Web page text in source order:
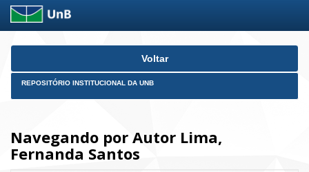
Skip
Voltar
REPOSITÓRIO INSTITUCIONAL DA UNB
Navegando por Autor Lima,
Fernanda Santos